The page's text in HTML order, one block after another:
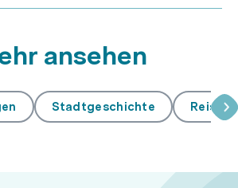
ansehen
Stadtgeschichte